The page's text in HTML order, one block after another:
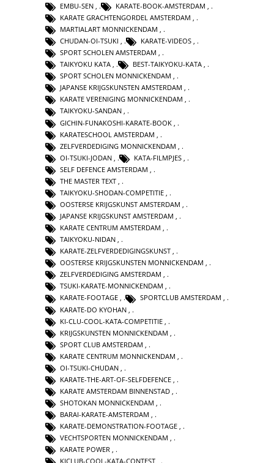
EMBU-SEN
KARATE-BOOK-AMSTERDAM
KARATE GRACHTENGORDEL AMSTERDAM
MARTIALART MONNICKENDAM ,
CHUDAN-OI-TSUKI , KARATE-VIDEOS ,
SPORT SCHOLEN AMSTERDAM ,
TAIKYOKU KATA , BEST-TAIKYOKU-KATA ,
SPORT SCHOLEN MONNICKENDAM ,
JAPANSE KRIJGSKUNSTEN AMSTERDAM ,
KARATE VERENIGING MONNICKENDAM ,
TAIKYOKU-SANDAN ,
GICHIN-FUNAKOSHI-KARATE-BOOK
KARATESCHOOL AMSTERDAM
ZELFVERDEDIGING MONNICKENDAM
OI-TSUKI-JODAN
KATA-FILMPJES
SELF DEFENCE AMSTERDAM
THE MASTER TEXT
TAIKYOKU-SHODAN-COMPETITIE
OOSTERSE KRIJGSKUNST AMSTERDAM
JAPANSE KRIJGSKUNST AMSTERDAM ,
KARATE CENTRUM AMSTERDAM ,
TAIKYOKU-NIDAN ,
KARATE-ZELFVERDEDIGINGSKUNST ,
OOSTERSE KRIJGSKUNSTEN MONNICKENDAM ,
ZELFVERDEDIGING AMSTERDAM ,
TSUKI-KARATE-MONNICKENDAM ,
KARATE-FOOTAGE , SPORTCLUB AMSTERDAM ,
KARATE-DO KYOHAN
KI-CLU-COOL-KATA-COMPETITIE
KRIJGSKUNSTEN MONNICKENDAM
SPORT CLUB AMSTERDAM
KARATE CENTRUM MONNICKENDAM
OI-TSUKI-CHUDAN
KARATE-THE-ART-OF-SELFDEFENCE
KARATE AMSTERDAM BINNENSTAD
SHOTOKAN MONNICKENDAM ,
BARAI-KARATE-AMSTERDAM ,
KARATE-DEMONSTRATION-FOOTAGE ,
VECHTSPORTEN MONNICKENDAM ,
KARATE POWER ,
KICLUB-COOL-KATA-CONTEST